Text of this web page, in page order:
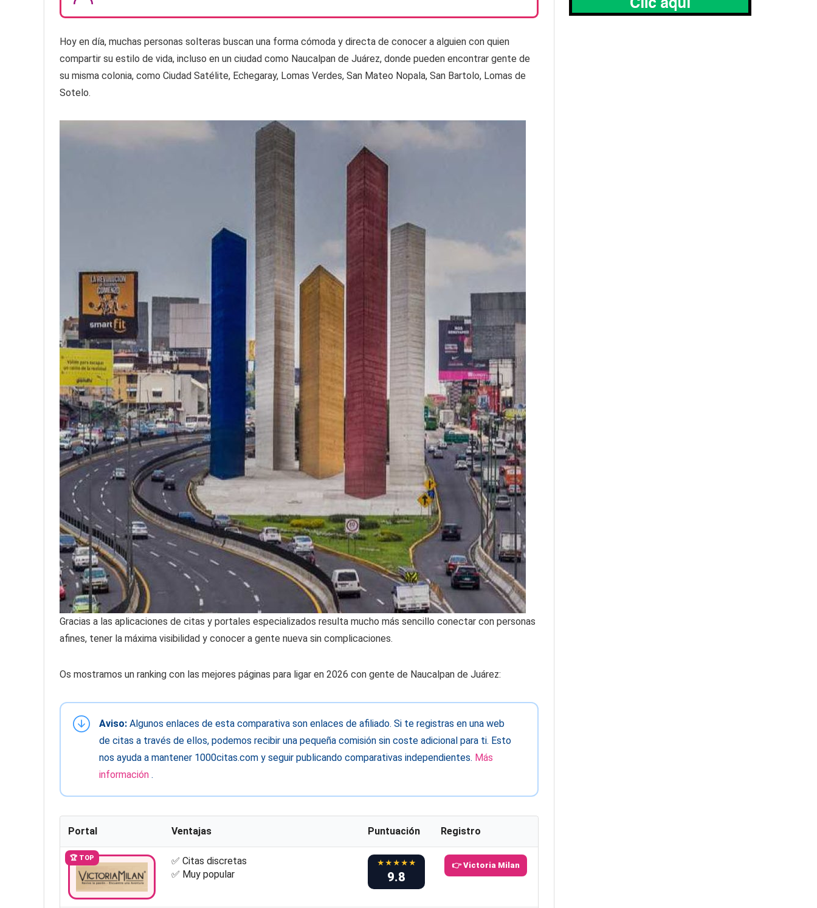
Hoy en día, muchas personas solteras buscan una forma cómoda y directa de conocer a alguien con quien
compartir su estilo de vida, incluso en un ciudad como Naucalpan de Juárez, donde pueden encontrar gente de
su misma colonia, como Ciudad Satélite, Echegaray, Lomas Verdes, San Mateo Nopala, San Bartolo, Lomas de
Sotelo.
Gracias a las aplicaciones de citas y portales especializados resulta mucho más sencillo conectar con personas
afines, tener la máxima visibilidad y conocer a gente nueva sin complicaciones.
Os mostramos un ranking con las mejores páginas para ligar en 2026 con gente de Naucalpan de Juárez:
Aviso: Algunos enlaces de esta comparativa son enlaces de afiliado. Si te registras en una web
de citas a través de ellos, podemos recibir una pequeña comisión sin coste adicional para ti. Esto
nos ayuda a mantener 1000citas.com y seguir publicando comparativas independientes. Más
información .
Portal Ventajas Puntuación Registro
🏆 TOP
✅ Citas discretas
✅ Muy popular
★★★★★
9.8
👉 Victoria Milan